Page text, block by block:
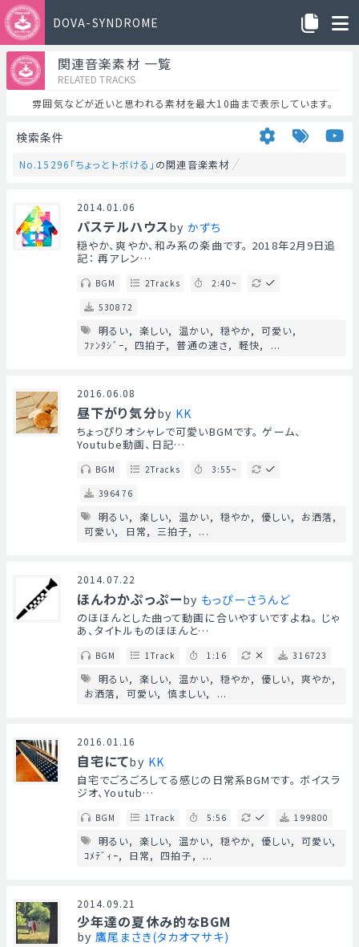
DOVA-SYNDROME
関連音楽素材 一覧
RELATED TRACKS
雰囲気などが近いと思われる素材を最大10曲まで表示しています。
検索条件
No.15296「ちょっとトボける」 の関連音楽素材
2014.01.06
パステルハウスby かずち
穏やか、爽やか、和み系の楽曲です。 2018年2月9日追
記： 再アレン…
BGM 2Tracks
2:40~
530872
明るい 楽しい 温かい 穏やか
可愛い
ﾌｧﾝﾀｼﾞｰ
四拍子 普通の速さ 軽快 ...
2016.06.08
昼下がり気分by KK
ちょっぴりオシャレで可愛いBGMです。 ゲーム、
Youtube動画、日記…
BGM 2Tracks
3:55~
396476
明るい 楽しい 温かい 穏やか 優しい
お洒落
可愛い
日常 三拍子 ...
2014.07.22
ほんわかぷっぷーby もっぴーさうんど
のほほんとした曲って動画に合いやすいですよね。 じゃ
あ、タイトルものほほんと…
BGM 1Track 1:16 316723
明るい 楽しい 温かい 穏やか 優しい
爽やか
お洒落
可愛い 慎ましい ...
2016.01.16
自宅にてby KK
自宅でごろごろしてる感じの日常系BGMです。 ボイスラ
ジオ、Youtub…
BGM 1Track 5:56 199800
明るい 楽しい 温かい 穏やか 優しい
可愛い
ｺﾒﾃﾞｨｰ
日常 四拍子 ...
2014.09.21
少年達の夏休み的なBGM
by 鷹尾まさき(タカオマサキ)